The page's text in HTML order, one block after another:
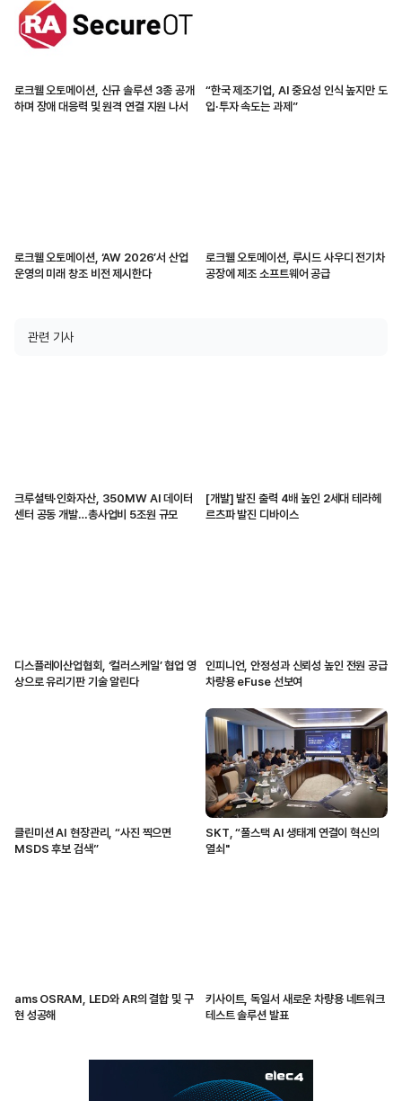
로크웰 오토메이션, 신규 솔루션 3종 공개
하며 장애 대응력 및 원격 연결 지원 나서
“한국 제조기업, AI 중요성 인식 높지만 도
입·투자 속도는 과제”
로크웰 오토메이션, ‘AW 2026’서 산업
운영의 미래 창조 비전 제시한다
로크웰 오토메이션, 루시드 사우디 전기차
공장에 제조 소프트웨어 공급
관련 기사
크루셜텍·인화자산, 350MW AI 데이터
센터 공동 개발…총사업비 5조원 규모
[개발] 발진 출력 4배 높인 2세대 테라헤
르츠파 발진 디바이스
디스플레이산업협회, ‘컬러스케일’ 협업 영
상으로 유리기판 기술 알린다
인피니언, 안정성과 신뢰성 높인 전원 공급
차량용 eFuse 선보여
클린미션 AI 현장관리, “사진 찍으면
MSDS 후보 검색”
SKT, “풀스택 AI 생태계 연결이 혁신의
열쇠"
ams OSRAM, LED와 AR의 결합 및 구
현 성공해
키사이트, 독일서 새로운 차량용 네트워크
테스트 솔루션 발표